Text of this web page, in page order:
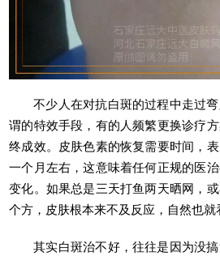
不少人在对抗白斑的过程中走过
谓的特效手段，有的人频繁更换诊疗
终成效。皮肤色素的恢复需要时间，
一个月左右，这意味着任何正规的医
变化。如果总是三天打鱼两天晒网，
个方，皮肤根本来不及反应，自然也就
其实白斑治不好，往往是因为没